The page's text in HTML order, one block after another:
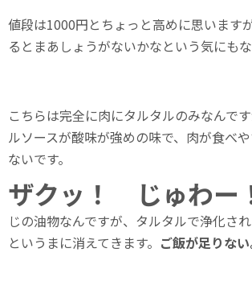
値段は1000円とちょっと高めに思います
るとまあしょうがないかなという気にもな
こちらは完全に肉にタルタルのみなんで
ルソースが酸味が強めの味で、肉が食べ
ないです。
ザクッ！ じゅわー
じの油物なんですが、タルタルで浄化さ
というまに消えてきます。 ご飯が足りない